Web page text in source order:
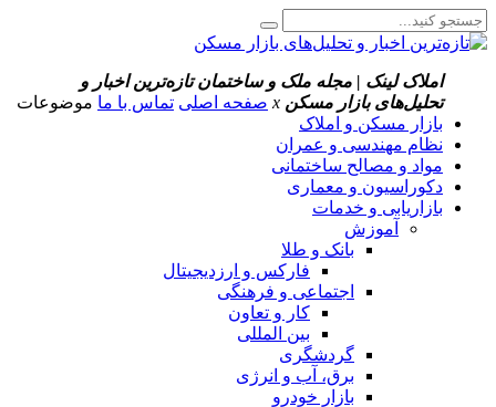
املاک لینک | مجله ملک و ساختمان تازه‌ترین اخبار و
تحلیل‌های بازار مسکن x صفحه اصلی تماس با ما موضوعات
بازار مسکن و املاک
نظام مهندسی و عمران
مواد و مصالح ساختمانی
دکوراسیون و معماری
بازاریابی و خدمات
آموزش
بانک و طلا
فارکس و ارزدیجیتال
اجتماعی و فرهنگی
کار و تعاون
بین المللی
گردشگری
برق، آب و انرژی
بازار خودرو